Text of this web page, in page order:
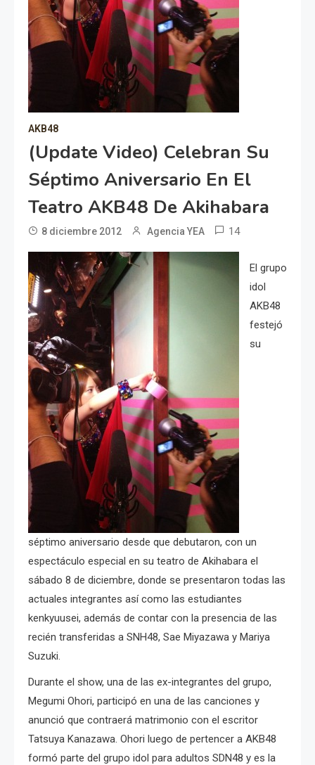
AKB48
(Update Video) Celebran Su
Séptimo Aniversario En El
Teatro AKB48 De Akihabara
8 diciembre 2012 Agencia YEA 14
El grupo
idol
AKB48
festejó
su
séptimo aniversario desde que debutaron, con un
espectáculo especial en su teatro de Akihabara el
sábado 8 de diciembre, donde se presentaron todas las
actuales integrantes así como las estudiantes
kenkyuusei, además de contar con la presencia de las
recién transferidas a SNH48, Sae Miyazawa y Mariya
Suzuki.
Durante el show, una de las ex-integrantes del grupo,
Megumi Ohori, participó en una de las canciones y
anunció que contraerá matrimonio con el escritor
Tatsuya Kanazawa. Ohori luego de pertencer a AKB48
formó parte del grupo idol para adultos SDN48 y es la